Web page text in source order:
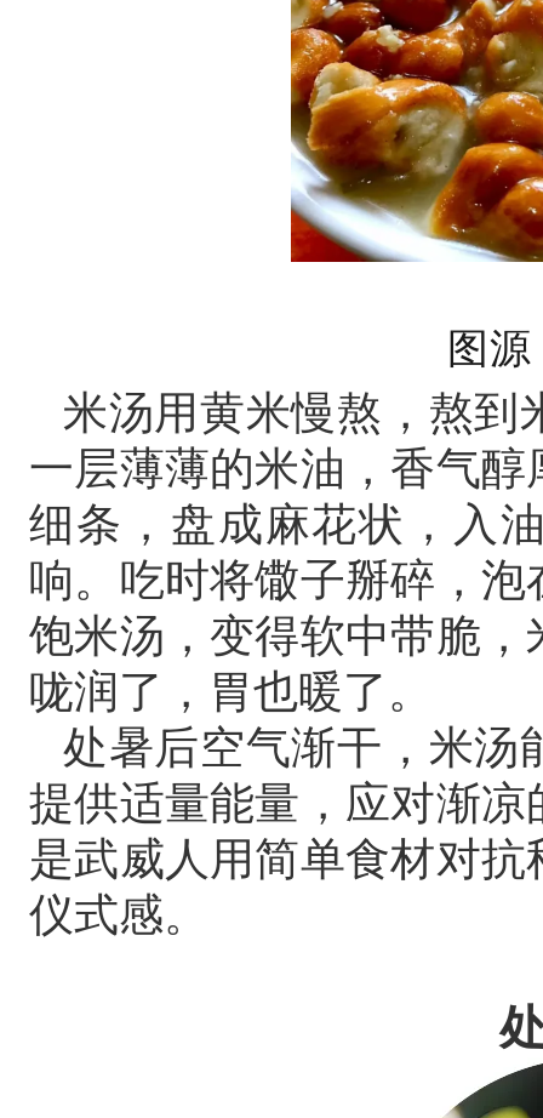
图
米汤用黄米慢熬，熬到
一层薄薄的米油，香气
细条，盘成麻花状，入
响。吃时将馓子掰碎，
饱米汤，变得软中带脆
咙润了，胃也暖了。
处暑后空气渐干，米汤
提供适量能量，应对渐
是武威人用简单食材对
仪式感。